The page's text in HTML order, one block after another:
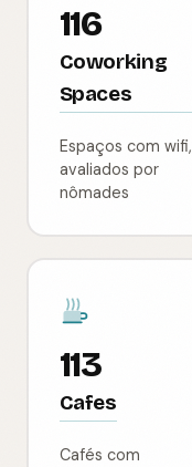
116
Coworking
Spaces
Espaços com wifi,
avaliados por
nômades
113
Cafes
Cafés com